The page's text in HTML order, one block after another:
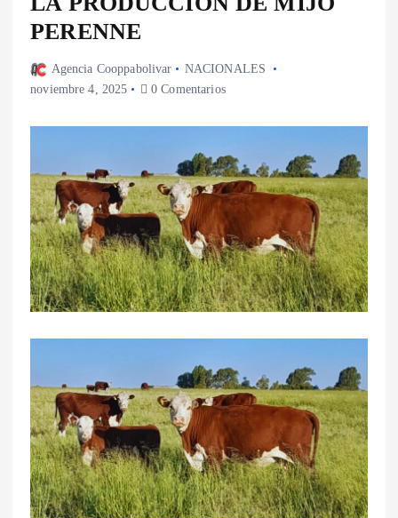
PERENNE
Agencia Cooppabolivar
NACIONALES
noviembre 4, 2025
0 Comentarios